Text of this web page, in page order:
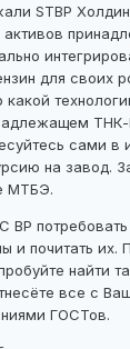
STBP
активов
для своих
ТНК-
сами в
на завод.
МТБЭ.
BP
и почитать их.
найти
все с
ГОСТов.